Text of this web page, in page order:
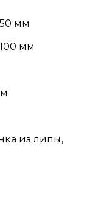
мм
мм
из липы,